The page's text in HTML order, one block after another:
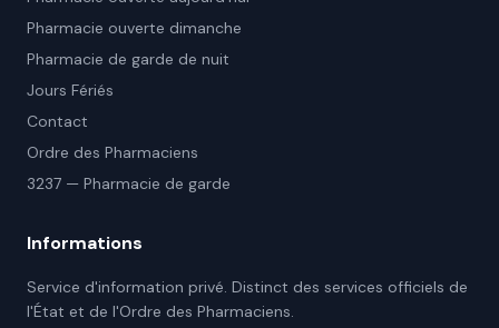
Pharmacie ouverte dimanche
Pharmacie de garde de nuit
Jours Fériés
Contact
Ordre des Pharmaciens
3237 — Pharmacie de garde
Informations
Service d'information privé. Distinct des services officiels de
l'État et de l'Ordre des Pharmaciens.